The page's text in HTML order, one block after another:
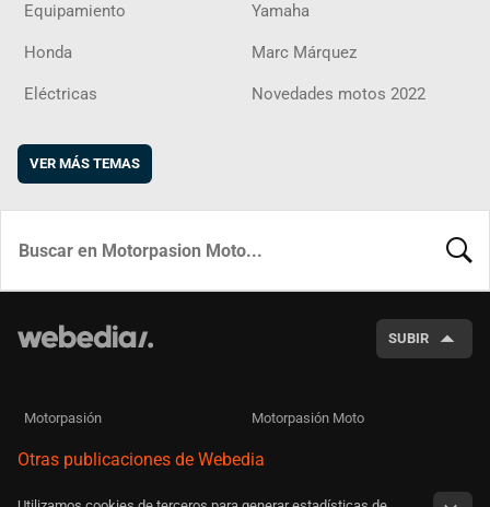
Equipamiento Yamaha
Honda Marc Márquez
Eléctricas Novedades motos 2022
VER MÁS TEMAS
SUBIR
Motorpasión Motorpasión Moto
Otras publicaciones de Webedia